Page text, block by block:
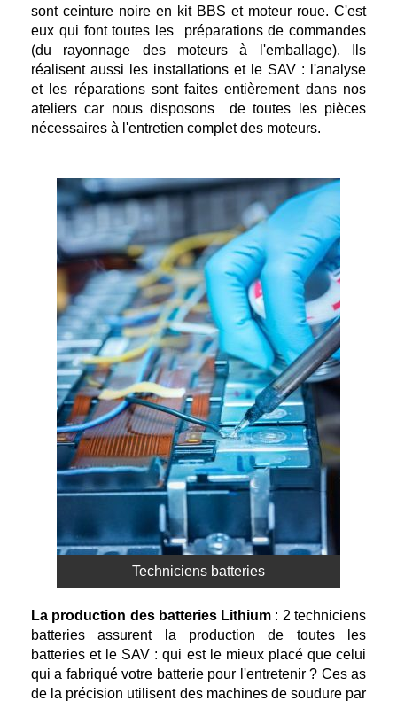
sont ceinture noire en kit BBS et moteur roue. C'est
eux qui font toutes les préparations de commandes
(du rayonnage des moteurs à l'emballage). Ils
réalisent aussi les installations et le SAV : l'analyse
et les réparations sont faites entièrement dans nos
ateliers car nous disposons de toutes les pièces
nécessaires à l'entretien complet des moteurs.
Techniciens batteries
La production des batteries Lithium : 2 techniciens
batteries assurent la production de toutes les
batteries et le SAV : qui est le mieux placé que celui
qui a fabriqué votre batterie pour l'entretenir ? Ces as
de la précision utilisent des machines de soudure par